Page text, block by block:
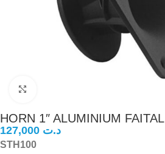
HORN 1″ ALUMINIUM FAITAL
د.ت
STH100